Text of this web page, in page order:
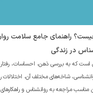
راهنمای جامع سلامت
در زندگی
است که به بررسی ذهن، احساسات،
شاخه‌های مختلف آن،
مناسب مراجعه به روانشناس و